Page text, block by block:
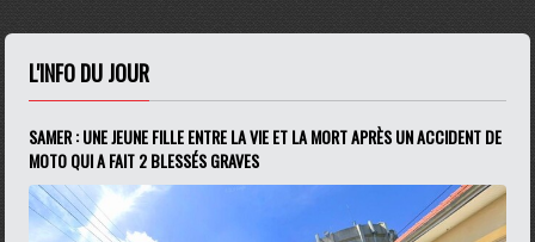
L'INFO DU JOUR
SAMER : UNE JEUNE FILLE ENTRE LA VIE ET LA MORT APRÈS UN ACCIDENT DE
MOTO QUI A FAIT 2 BLESSÉS GRAVES